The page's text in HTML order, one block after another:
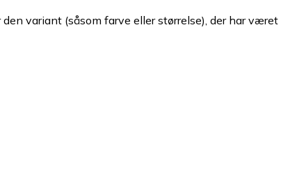
variant (såsom farve eller størrelse), der har